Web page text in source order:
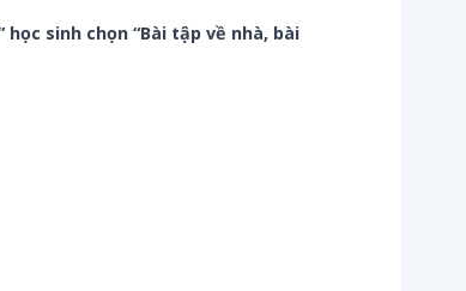
sinh chọn “Bài tập về nhà, bài